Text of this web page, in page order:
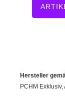
Hersteller
PCHM